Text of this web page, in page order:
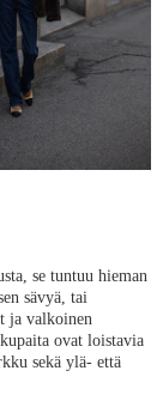
se tuntuu hieman
sävyä, tai
ja valkoinen
ovat loistavia
sekä ylä- että